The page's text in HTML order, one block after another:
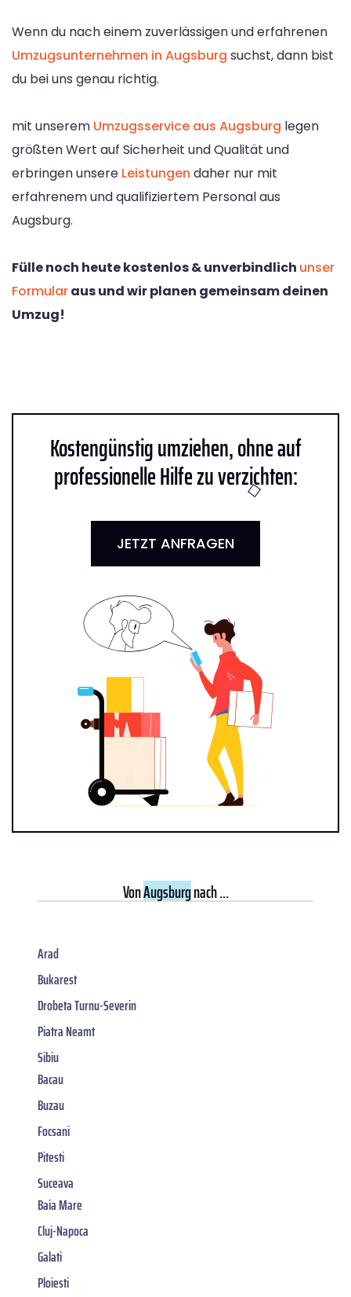
Wenn du nach einem zuverlässigen und erfahrenen
Umzugsunternehmen in Augsburg suchst, dann bist
du bei uns genau richtig.
mit unserem Umzugsservice aus Augsburg legen
größten Wert auf Sicherheit und Qualität und
erbringen unsere Leistungen daher nur mit
erfahrenem und qualifiziertem Personal aus
Augsburg.
Fülle noch heute kostenlos & unverbindlich unser
Formularaus und wir planen gemeinsam deinen
Umzug!
Kostengünstig umziehen, ohne auf
professionelle Hilfe zu verzichten:
JETZT ANFRAGEN
VonAugsburgnach ...
Arad
Bukarest
Drobeta Turnu-Severin
Piatra Neamt
Sibiu
Bacau
Buzau
Focsani
Pitesti
Suceava
Baia Mare
Cluj-Napoca
Galati
Ploiesti